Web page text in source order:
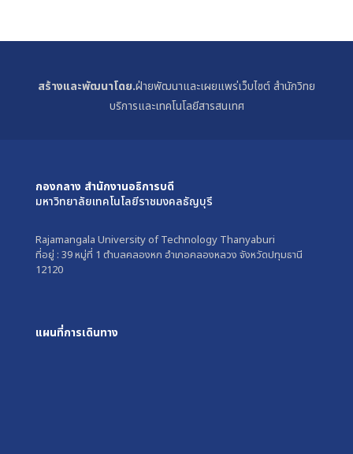
สร้างและพัฒนาโดย.ฝ่ายพัฒนาและเผยแพร่เว็บไซต์ สำนักวิทย
บริการและเทคโนโลยีสารสนเทศ
กองกลาง สำนักงานอธิการบดี
มหาวิทยาลัยเทคโนโลยีราชมงคลธัญบุรี
Rajamangala University of Technology Thanyaburi
ที่อยู่ : 39 หมู่ที่ 1 ตำบลคลองหก อำเภอคลองหลวง จังหวัดปทุมธานี
12120
แผนที่การเดินทาง